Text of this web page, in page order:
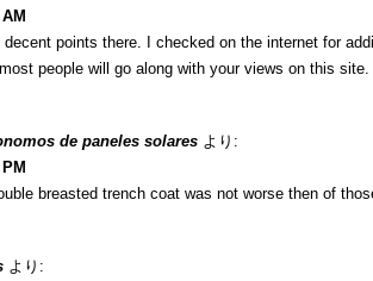
points there. I checked on the internet for
people will go along with your views on this site.
de paneles solares より:
breasted trench coat was not worse then of
より: